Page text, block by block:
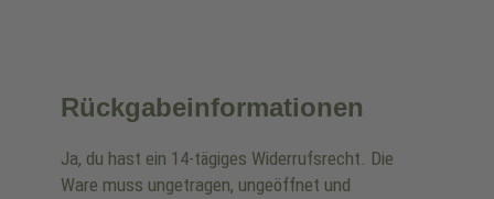
Rückgabeinformationen
Ja, du hast ein 14-tägiges Widerrufsrecht. Die
Ware muss ungetragen, ungeöffnet und